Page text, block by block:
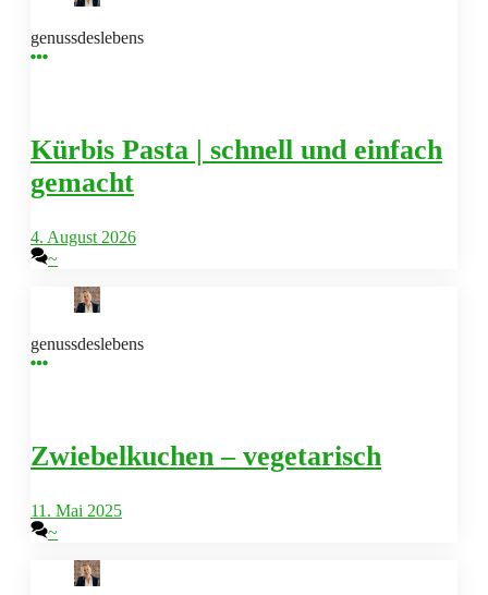
genussdeslebens
Kürbis Pasta | schnell und einfach
gemacht
4. August 2026
~
genussdeslebens
Zwiebelkuchen – vegetarisch
11. Mai 2025
~